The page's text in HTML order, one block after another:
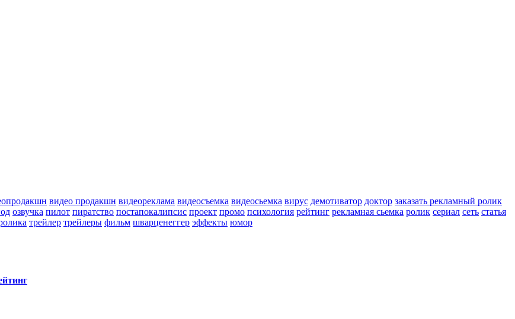
видео продакшн видеореклама видеосъемка видеосьемка вирус демотиватор доктор заказать рекламный ролик
озвучка пилот пиратство постапокалипсис проект промо психология рейтинг рекламная сьемка ролик сериал сеть статья
трейлер трейлеры фильм шварценеггер эффекты юмор